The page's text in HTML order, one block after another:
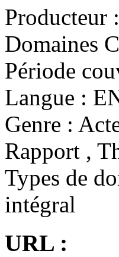
Producteur :
Domaines
Période
Langue :
Genre :
Rapport ,
Types de
intégral
URL :